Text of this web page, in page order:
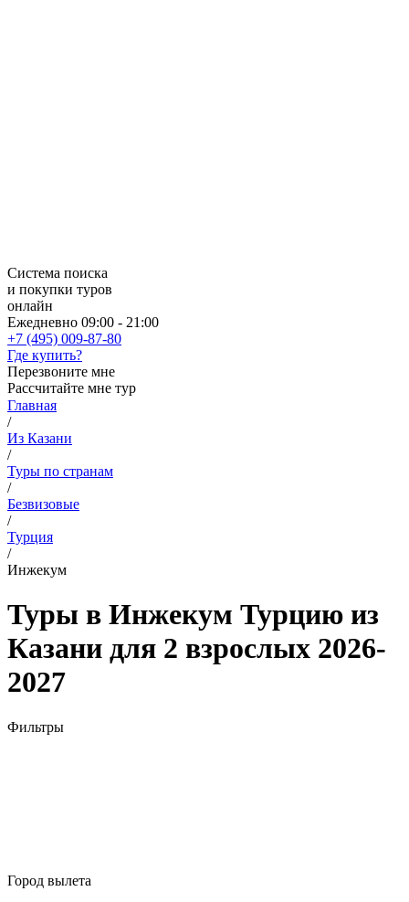
Система поиска
и покупки туров
онлайн
Ежедневно 09:00 - 21:00
+7 (495) 009-87-80
Где купить?
Перезвоните мне
Рассчитайте мне тур
Главная
/
Из Казани
/
Туры по странам
/
Безвизовые
/
Турция
/
Инжекум
Туры в Инжекум Турцию из
Казани для 2 взрослых 2026-
2027
Фильтры
Город вылета